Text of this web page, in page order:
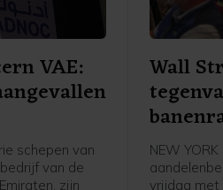
VAE:
schepen van
van de
zijn
Wall
NEW
vrijdag met